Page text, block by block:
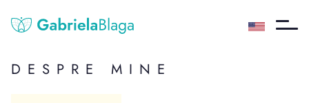
DESPRE MINE